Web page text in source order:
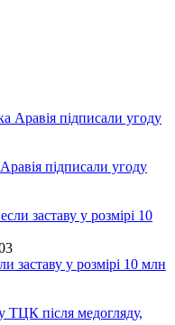
підписали угоду
заставу у розмірі 10 млн